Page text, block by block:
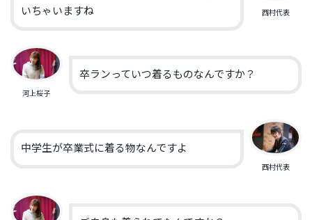
西村代表
いちゃいますね
河上桜子
卒ランっていつ着るものなんですか？
西村代表
中学生が卒業式に着る物なんですよ